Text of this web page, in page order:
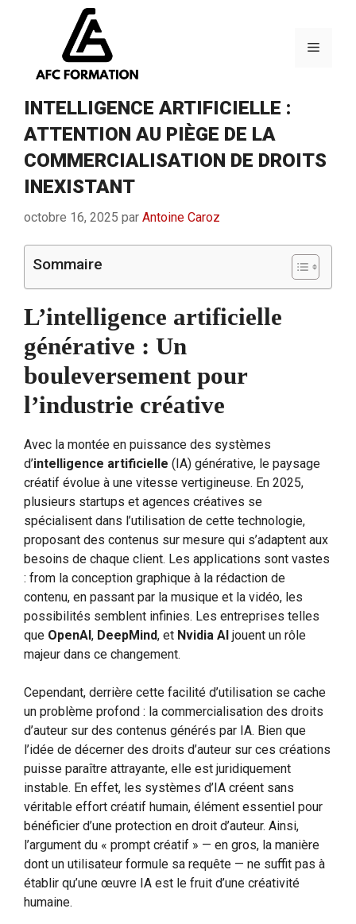
Menu
INTELLIGENCE ARTIFICIELLE :
ATTENTION AU PIÈGE DE LA
COMMERCIALISATION DE DROITS
INEXISTANT
octobre 16, 2025 par Antoine Caroz
Sommaire
L’intelligence artificielle
générative : Un
bouleversement pour
l’industrie créative
Avec la montée en puissance des systèmes
d’intelligence artificielle (IA) générative, le paysage
créatif évolue à une vitesse vertigineuse. En 2025,
plusieurs startups et agences créatives se
spécialisent dans l’utilisation de cette technologie,
proposant des contenus sur mesure qui s’adaptent aux
besoins de chaque client. Les applications sont vastes
: from la conception graphique à la rédaction de
contenu, en passant par la musique et la vidéo, les
possibilités semblent infinies. Les entreprises telles
que OpenAI, DeepMind, et Nvidia AI jouent un rôle
majeur dans ce changement.
Cependant, derrière cette facilité d’utilisation se cache
un problème profond : la commercialisation des droits
d’auteur sur des contenus générés par IA. Bien que
l’idée de décerner des droits d’auteur sur ces créations
puisse paraître attrayante, elle est juridiquement
instable. En effet, les systèmes d’IA créent sans
véritable effort créatif humain, élément essentiel pour
bénéficier d’une protection en droit d’auteur. Ainsi,
l’argument du « prompt créatif » — en gros, la manière
dont un utilisateur formule sa requête — ne suffit pas à
établir qu’une œuvre IA est le fruit d’une créativité
humaine.